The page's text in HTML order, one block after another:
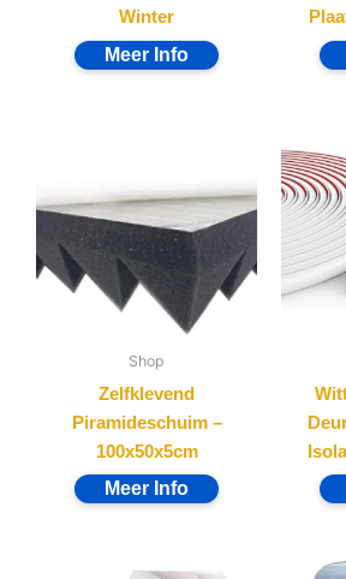
Winter
Shop
Zelfklevend
Piramideschuim –
100x50x5cm